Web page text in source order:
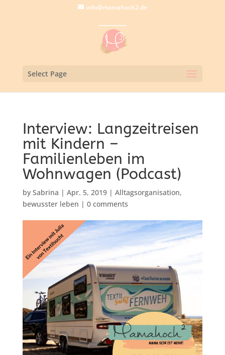
info@mamahoch2.de
Select Page
Interview: Langzeitreisen
mit Kindern –
Familienleben im
Wohnwagen (Podcast)
by Sabrina | Apr. 5, 2019| Alltagsorganisation,
bewusster leben | 0 comments